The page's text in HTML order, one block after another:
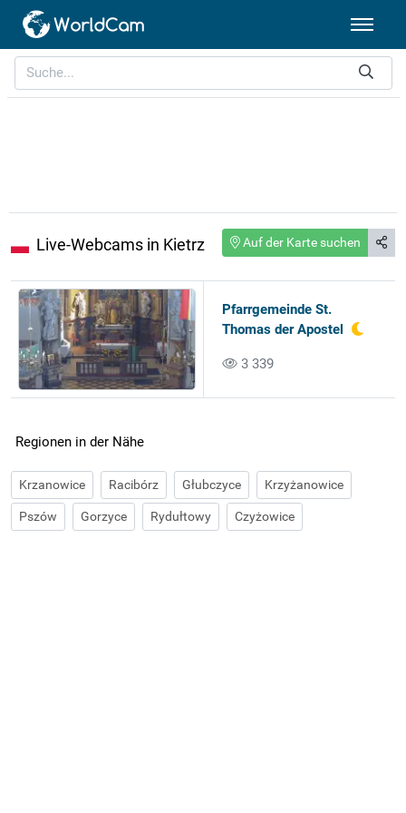
Live-Webcams in Kietrz Auf der Karte suchen
Pfarrgemeinde St.
Thomas der Apostel
3 339
Regionen in der Nähe
Krzanowice Racibórz Głubczyce Krzyżanowice
Pszów Gorzyce Rydułtowy Czyżowice